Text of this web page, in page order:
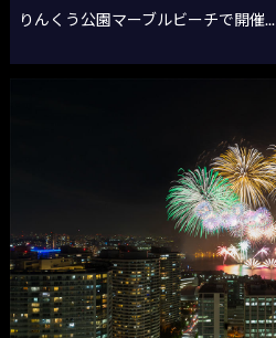
りんくう公園マーブルビーチで開催...